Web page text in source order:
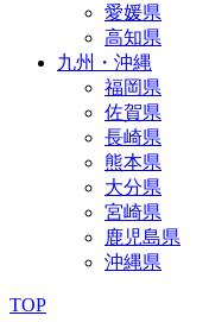
愛媛県
高知県
九州・沖縄
福岡県
佐賀県
長崎県
熊本県
大分県
宮崎県
鹿児島県
沖縄県
TOP